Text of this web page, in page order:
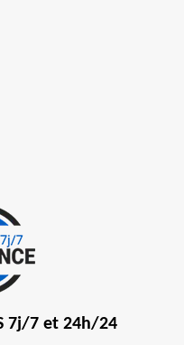
7j/7 et 24h/24